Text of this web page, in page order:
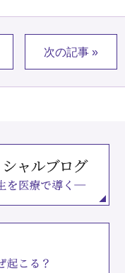
次の記事 »